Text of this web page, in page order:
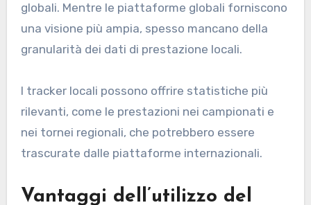
globali. Mentre le piattaforme globali forniscono
una visione più ampia, spesso mancano della
granularità dei dati di prestazione locali.
I tracker locali possono offrire statistiche più
rilevanti, come le prestazioni nei campionati e
nei tornei regionali, che potrebbero essere
trascurate dalle piattaforme internazionali.
Vantaggi dell’utilizzo del